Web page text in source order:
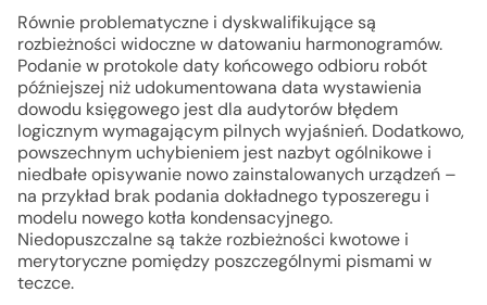
Równie problematyczne i dyskwalifikujące są
rozbieżności widoczne w datowaniu harmonogramów.
Podanie w protokole daty końcowego odbioru robót
późniejszej niż udokumentowana data wystawienia
dowodu księgowego jest dla audytorów błędem
logicznym wymagającym pilnych wyjaśnień. Dodatkowo,
powszechnym uchybieniem jest nazbyt ogólnikowe i
niedbałe opisywanie nowo zainstalowanych urządzeń –
na przykład brak podania dokładnego typoszeregu i
modelu nowego kotła kondensacyjnego.
Niedopuszczalne są także rozbieżności kwotowe i
merytoryczne pomiędzy poszczególnymi pismami w
teczce.